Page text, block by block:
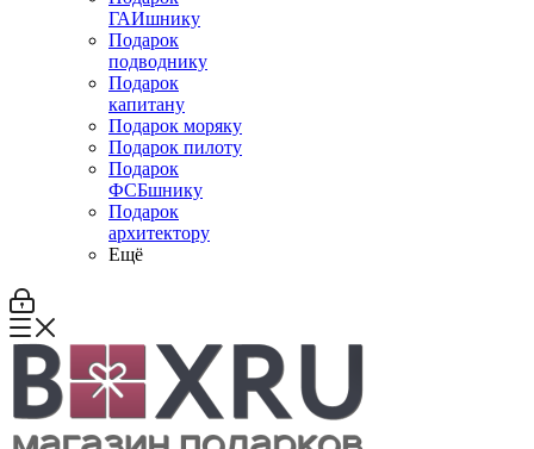
ГАИшнику
Подарок
подводнику
Подарок
капитану
Подарок моряку
Подарок пилоту
Подарок
ФСБшнику
Подарок
архитектору
Ещё